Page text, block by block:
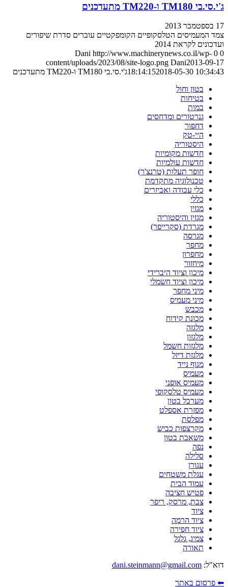
ג'י.סי.בי TM180 ו-TM220 מתעדכנים
17 בספטמבר 2013
צמד המעמיסים הטלסקופיים הקומפקטיים עוברים סדרת שיפורים
ועדכונים לקראת 2014
0
0
Dani http://www.machinerynews.co.il/wp-
content/uploads/2023/08/site-logo.png Dani2013-09-17
18:14:152018-05-30 10:34:43
ג'י.סי.בי TM180 ו-TM220 מתעדכנים
בטון וחול
בטיחות
במות
גנרטורים ומדחסים
דחפור
היי-טק
היסטוריה
חדשות מקומיות
חדשות עולמיות
חופר תעלות (טרנצ'ר)
טכנולוגיה מתקדמת
כלי עבודה ואביזרים
כללי
מגזין
מגזין והיסטוריה
מגרדת (סקרייפר)
מגרסה
מחפר
מחפרון
מיחזור
מיכון וציוד היברידי
מיכון וציוד חשמלי
מיני מחפר
מיני מעמיס
מכבש
מכונת קידוח
מלגזה
מלגזון
מלגזות חשמל
מלגזת דיזל
מנוף נייד
מעמיס
מעמיס אופני
מעמיס טלסקופי
מערבל בטון
מפזרת אספלט
מפלסת
מקרצפות כביש
משאבת בטון
נפה
סלילה
עגורן
עגלת משטחים
עמוד הבית
פטיש חציבה
צבת, מרסק, ריפר
ציוד
ציוד הרמה
ציוד חפירה
צמיג, גלגל
תאורה
דוא"ל: dani.steinmann@gmail.com
⬅ פרסום באתר